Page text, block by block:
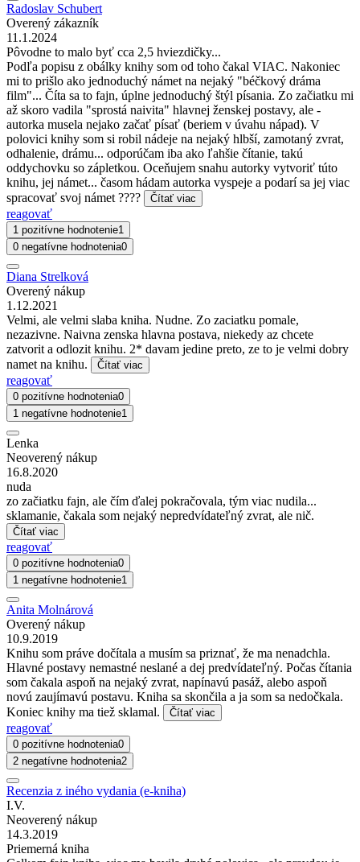
Radoslav Schubert
Overený zákazník
11.1.2024
Pôvodne to malo byť cca 2,5 hviezdičky...
Podľa popisu z obálky knihy som od toho čakal VIAC. Nakoniec
mi to prišlo ako jednoduchý námet na nejaký "béčkový dráma
film"... Číta sa to fajn, úplne jednoduchý štýl písania. Zo začiatku mi
až skoro vadila "sprostá naivita" hlavnej ženskej postavy, ale -
autorka musela nejako začať písať (beriem v úvahu nápad). V
polovici knihy som si robil nádeje na nejaký hlbší, zamotaný zvrat,
odhalenie, drámu... odporúčam iba ako ľahšie čítanie, takú
oddychovku so zápletkou. Oceňujem snahu autorky vytvoriť túto
knihu, jej námet... časom hádam autorka vyspeje a podarí sa jej viac
spracovať svoj námet ????
Čítať viac
reagovať
1 pozitívne hodnotenie1
0 negatívne hodnotenia0
Diana Strelková
Overený nákup
1.12.2021
Velmi, ale velmi slaba kniha. Nudne. Zo zaciatku pomale,
nezazivne. Naivna zenska hlavna postava, niekedy az chcete
zatvorit a odlozit knihu. 2* davam jedine preto, ze to je velmi dobry
namet na knihu.
Čítať viac
reagovať
0 pozitívne hodnotenia0
1 negatívne hodnotenie1
Lenka
Neoverený nákup
16.8.2020
nuda
zo začiatku fajn, ale čím ďalej pokračovala, tým viac nudila...
sklamanie, čakala som nejaký nepredvídateľný zvrat, ale nič.
Čítať viac
reagovať
0 pozitívne hodnotenia0
1 negatívne hodnotenie1
Anita Molnárová
Overený nákup
10.9.2019
Knihu som práve dočítala a musím sa priznať, že ma nenadchla.
Hlavné postavy nemastné neslané a dej predvídateľný. Počas čítania
som čakala aspoň na nejaký zvrat, napínavú pasáž, alebo aspoň
novú zaujímavú postavu. Kniha sa skončila a ja som sa nedočkala.
Koniec knihy ma tiež sklamal.
Čítať viac
reagovať
0 pozitívne hodnotenia0
2 negatívne hodnotenia2
Recenzia z iného vydania (e-kniha)
I.V.
Neoverený nákup
14.3.2019
Priemerná kniha